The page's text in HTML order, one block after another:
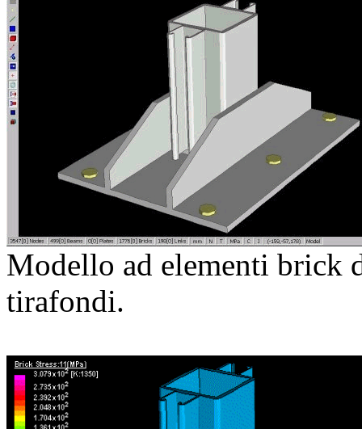
Modello ad elementi brick
tirafondi.